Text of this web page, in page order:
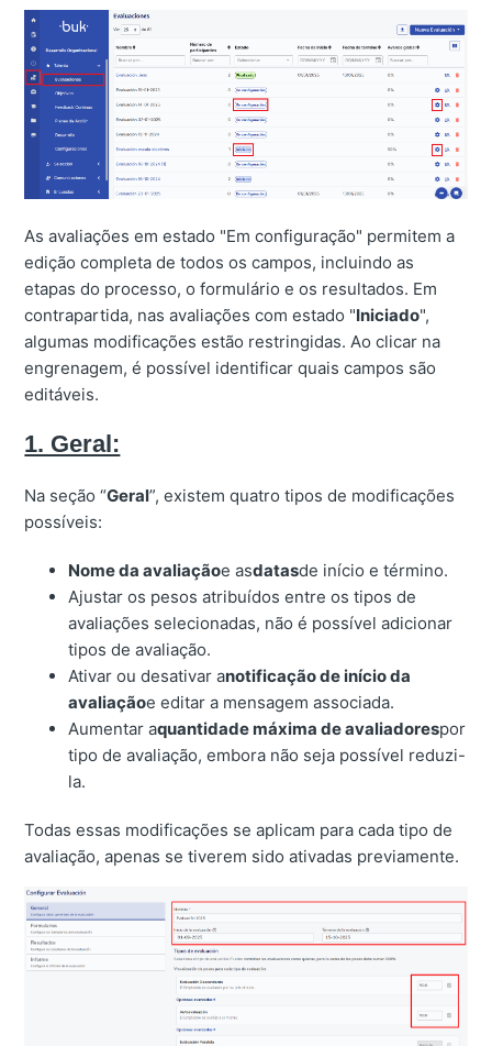
As avaliações em estado "Em configuração" permitem a
edição completa de todos os campos, incluindo as
etapas do processo, o formulário e os resultados. Em
contrapartida, nas avaliações com estado "Iniciado",
algumas modificações estão restringidas. Ao clicar na
engrenagem, é possível identificar quais campos são
editáveis.
1. Geral:
Na seção “Geral”, existem quatro tipos de modificações
possíveis:
Nome da avaliaçãoe asdatasde início e término.
Ajustar os pesos atribuídos entre os tipos de
avaliações selecionadas, não é possível adicionar
tipos de avaliação.
Ativar ou desativar anotificação de início da
avaliaçãoe editar a mensagem associada.
Aumentar aquantidade máxima de avaliadorespor
tipo de avaliação, embora não seja possível reduzi-
la.
Todas essas modificações se aplicam para cada tipo de
avaliação, apenas se tiverem sido ativadas previamente.